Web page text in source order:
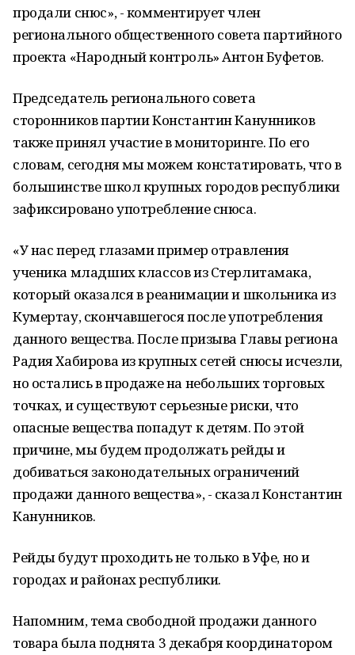
продали снюс», - комментирует член
регионального общественного совета партийного
проекта «Народный контроль» Антон Буфетов.
Председатель регионального совета
сторонников партии Константин Канунников
также принял участие в мониторинге. По его
словам, сегодня мы можем констатировать, что в
большинстве школ крупных городов республики
зафиксировано употребление снюса.
«У нас перед глазами пример отравления
ученика младших классов из Стерлитамака,
который оказался в реанимации и школьника из
Кумертау, скончавшегося после употребления
данного вещества. После призыва Главы региона
Радия Хабирова из крупных сетей снюсы исчезли,
но остались в продаже на небольших торговых
точках, и существуют серьезные риски, что
опасные вещества попадут к детям. По этой
причине, мы будем продолжать рейды и
добиваться законодательных ограничений
продажи данного вещества», - сказал Константин
Канунников.
Рейды будут проходить не только в Уфе, но и
городах и районах республики.
Напомним, тема свободной продажи данного
товара была поднята 3 декабря координатором